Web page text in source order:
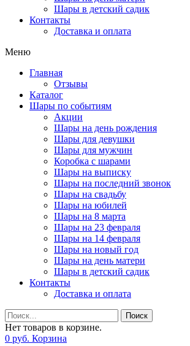
Шары в детский садик
Контакты
Доставка и оплата
Меню
Главная
Отзывы
Каталог
Шары по событиям
Акции
Шары на день рождения
Шары для девушки
Шары для мужчин
Коробка с шарами
Шары на выписку
Шары на последний звонок
Шары на свадьбу
Шары на юбилей
Шары на 8 марта
Шары на 23 февраля
Шары на 14 февраля
Шары на новый год
Шары на день матери
Шары в детский садик
Контакты
Доставка и оплата
Поиск
Нет товаров в корзине.
0 руб. Корзина